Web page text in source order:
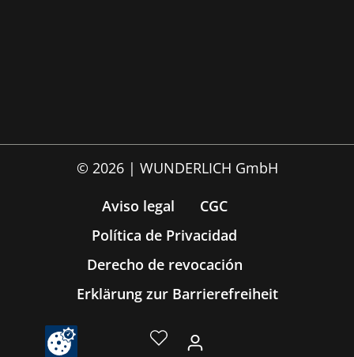
© 2026 | WUNDERLICH GmbH
Aviso legal
CGC
Política de Privacidad
Derecho de revocación
Erklärung zur Barrierefreiheit